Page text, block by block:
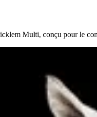
Multi, conçu pour le